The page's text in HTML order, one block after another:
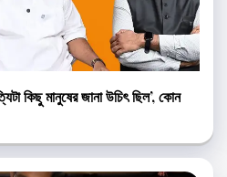
মানুষের জানা উচিৎ ছিল’, কোন